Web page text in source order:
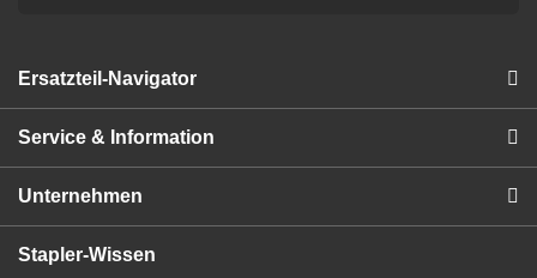
Ersatzteil-Navigator
Service & Information
Unternehmen
Stapler-Wissen